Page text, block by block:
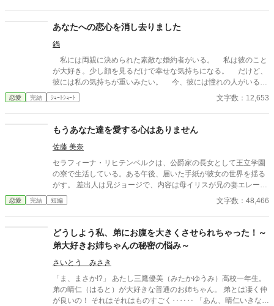
あなたへの恋心を消し去りました
鍋
私には両親に決められた素敵な婚約者がいる。 私は彼のこと
が大好き。少し顔を見るだけで幸せな気持ちになる。 だけど、
彼には私の気持ちが重いみたい。 今、彼には憧れの人がいる。
その人は大人びた雰囲気をもつ二つ上の先輩。 彼は心は自由で
いたい言っていた。 その女性と話す時、私には見せない楽しそ
たちは言う。お互いに干渉しない割り切った夫婦のほうが気が楽
だって……。 だから私は彼が自由になれるように、魔女にこの
激しい気持ちを封印してもらったの。 ※このお話はハッピーエン
ドではありません。 ※短いお話でサクサクと進めたいと思いま
す。
恋愛 完結 ｼｮｰﾄｼｮｰﾄ 文字数：12,653
もうあなた達を愛する心はありません
佐藤 美奈
セラフィーナ・リヒテンベルクは、公爵家の長女として王立学園
の寮で生活している。ある午後、届いた手紙が彼女の世界を揺る
がす。 差出人は兄ジョージで、内容は母イリスが兄の妻エレーヌ
をいびっているというものだった。最初は信じられなかったが、
手紙の中で兄は母の嫉妬に苦しむエレーヌを心配し、セラフィー
なかったが、兄の必死な頼みに胸が痛む。 セラフィーナは、一年
ぶりに実家に帰ると、母が物置に閉じ込められていた。幸せだっ
た家族の日常が壊れていく。魔法やファンタジー異世界系は、途
中からあるかもしれません。
恋愛 完結 短編 文字数：48,466
どうしよう私、弟にお腹を大きくさせられちゃった！～
弟大好きお姉ちゃんの秘密の悩み～
さいとう みさき
「ま、まさか!?」 あたし三鷹優美（みたかゆうみ）高校一年生。
弟の晴仁（はると）が大好きな普通のお姉ちゃん。 弟とは凄く仲
が良いの！ それはそれはものすごく‥‥‥ 「あん、晴仁いきなり